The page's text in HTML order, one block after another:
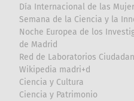
Día Internacional de las
Semana de la Ciencia y la
Noche Europea de los
de Madrid
Red de Laboratorios
Wikipedia madri+d
Ciencia y Cultura
Ciencia y Patrimonio